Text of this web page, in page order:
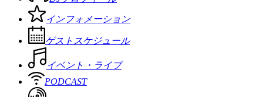
インフォメーション
ゲストスケジュール
イベント・ライブ
PODCAST